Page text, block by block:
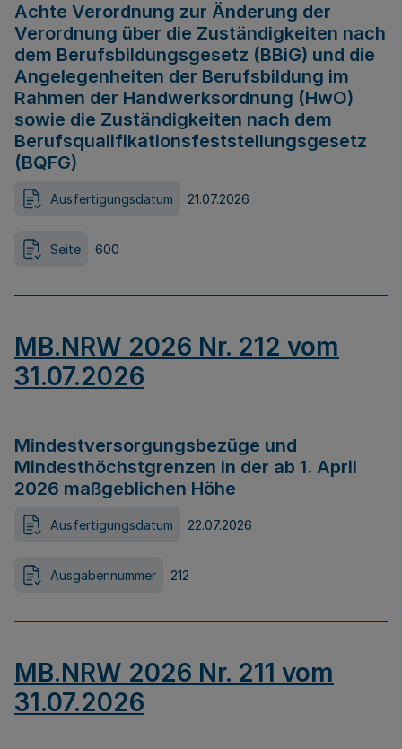
Achte Verordnung zur Änderung der
Verordnung über die Zuständigkeiten nach
dem Berufsbildungsgesetz (BBiG) und die
Angelegenheiten der Berufsbildung im
Rahmen der Handwerksordnung (HwO)
sowie die Zuständigkeiten nach dem
Berufsqualifikationsfeststellungsgesetz
(BQFG)
Ausfertigungsdatum 21.07.2026
Seite 600
MB.NRW 2026 Nr. 212 vom
31.07.2026
Mindestversorgungsbezüge und
Mindesthöchstgrenzen in der ab 1. April
2026 maßgeblichen Höhe
Ausfertigungsdatum 22.07.2026
Ausgabennummer 212
MB.NRW 2026 Nr. 211 vom
31.07.2026